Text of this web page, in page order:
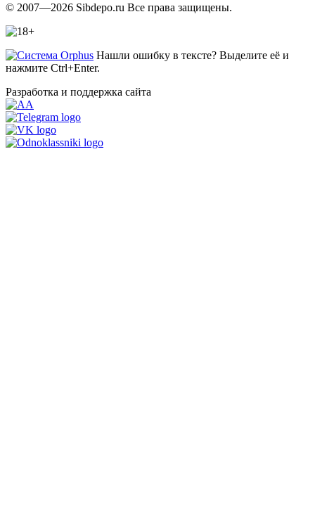
© 2007—2026 Sibdepo.ru Все права защищены.
Нашли ошибку в тексте? Выделите её и
нажмите Ctrl+Enter.
Разработка и поддержка сайта